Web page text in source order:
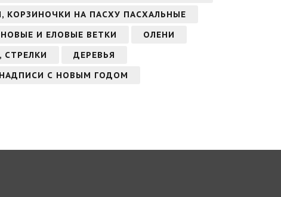
КОРЗИНОЧКИ НА ПАСХУ ПАСХАЛЬНЫЕ
И ЕЛОВЫЕ ВЕТКИ
ОЛЕНИ
ДЕРЕВЬЯ
НАДПИСИ С НОВЫМ ГОДОМ